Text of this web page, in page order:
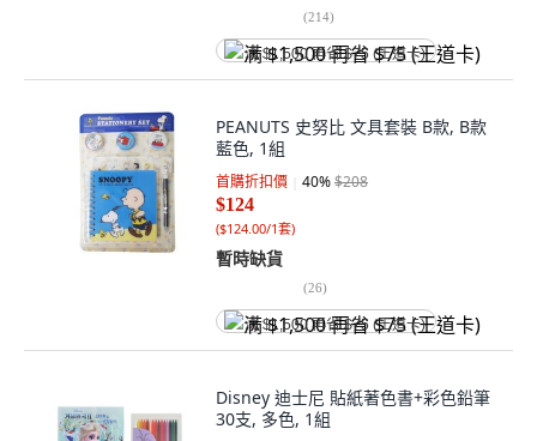
(214)
满 $1,500 再省 $75 (王道卡)
PEANUTS 史努比 文具套裝 B款, B款
藍色, 1組
首購折扣價 40%$208
$124
($124.00/1套)
暫時缺貨
(26)
满 $1,500 再省 $75 (王道卡)
Disney 迪士尼 貼紙著色書+彩色鉛筆
30支, 多色, 1組